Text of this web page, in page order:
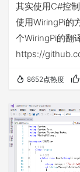
其实使用C#控
使用WiringPi的
个WiringPi的翻
https://
后编写测试代
传到开发板中
中，程序运行
了，现在用的是
8652点热度